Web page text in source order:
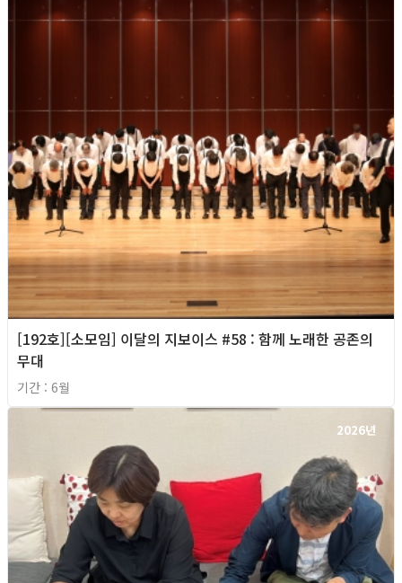
[192호][소모임] 이달의 지보이스 #58 : 함께 노래한 공존의
무대
기간 : 6월
2026년